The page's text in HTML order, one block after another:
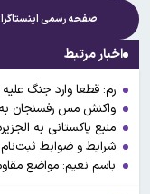
صفحه رسمی
اخبار مرتبط
رم: قطعا وارد جنگ
واکنش مس رفسنجان
منبع پاکستانی به
شرایط و ضوابط ثبت‌نام
باسم نعیم: مواضع